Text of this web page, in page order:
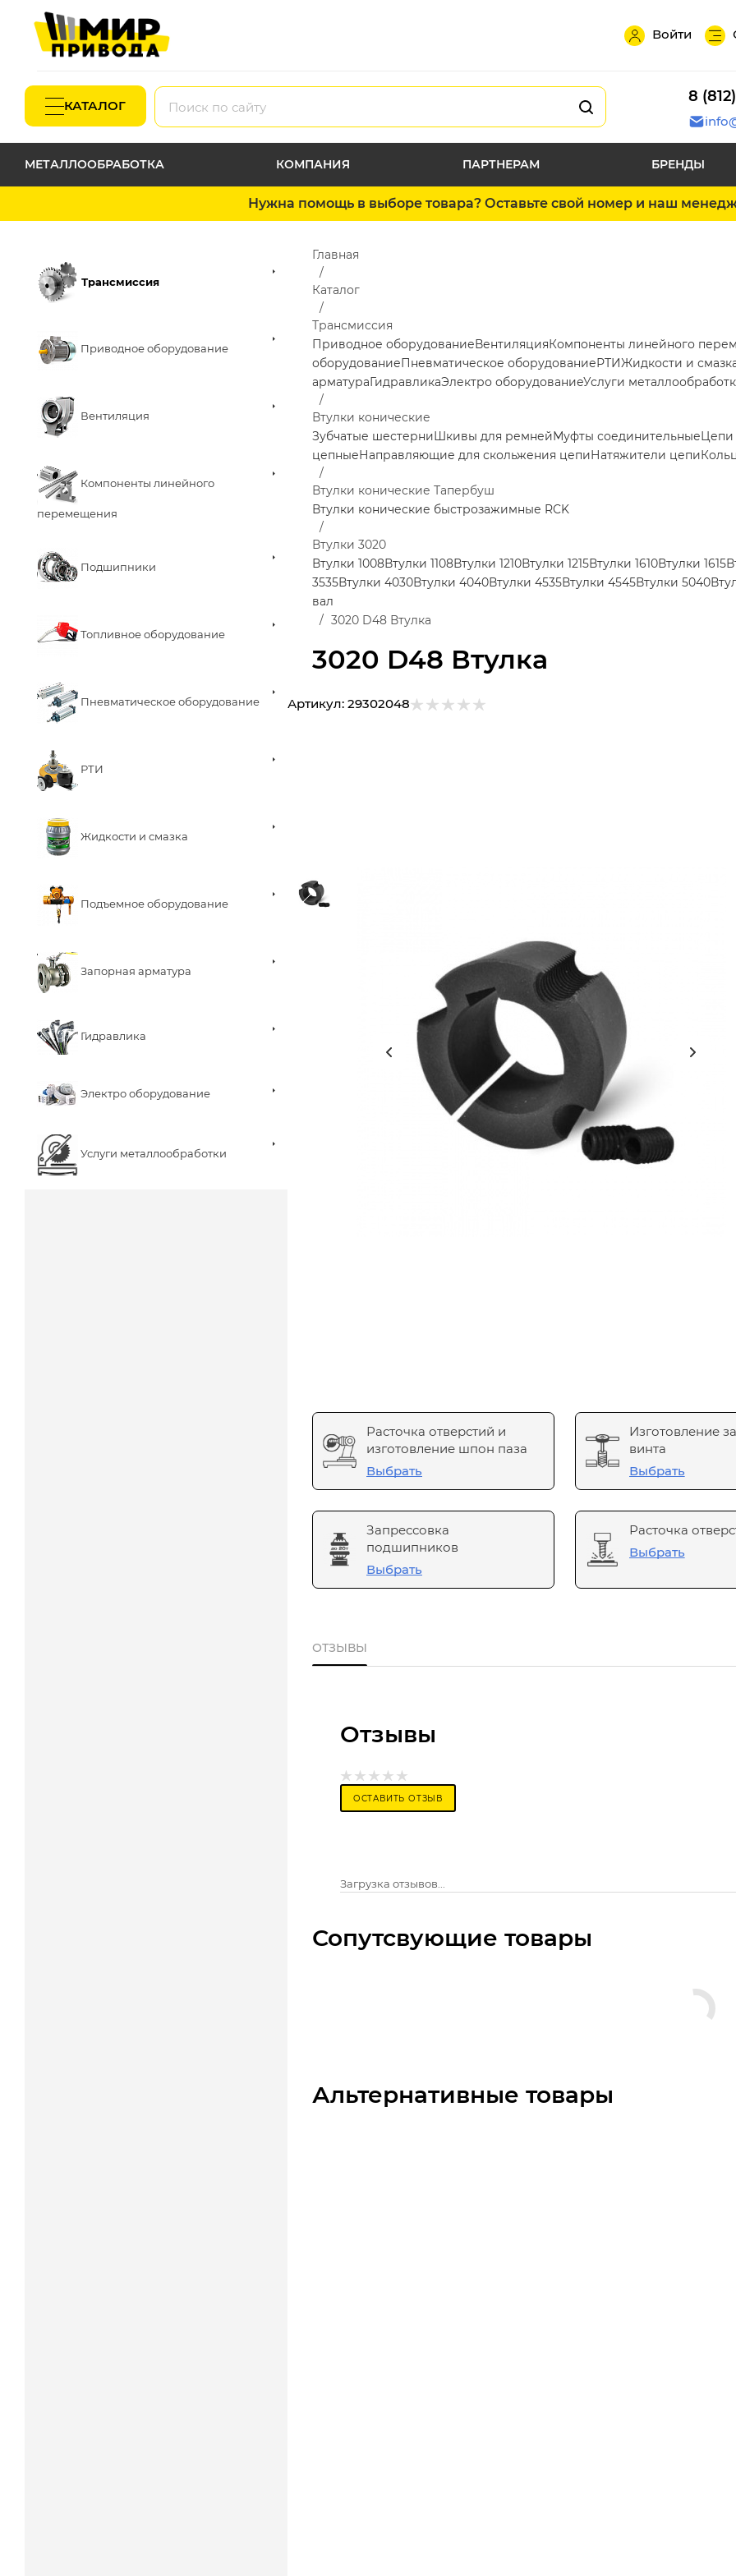
Войти
КАТАЛОГ
8
МЕТАЛЛООБРАБОТКА КОМПАНИЯ ПАРТНЕРАМ БРЕНДЫ
Нужна помощь в выборе товара? Оставьте свой номер и наш
Трансмиссия
Приводное оборудование
Вентиляция
Компоненты линейного
перемещения
Подшипники
Топливное оборудование
Пневматическое оборудование
РТИ
Жидкости и смазка
Подъемное оборудование
Запорная арматура
Гидравлика
Электро оборудование
Услуги металлообработки
3020 D48 Втулка
Главная
Каталог
Трансмиссия
Приводное оборудованиеВентиляцияКомпоненты линейного
оборудованиеПневматическое оборудованиеРТИЖидкости и
арматураГидравликаЭлектро оборудованиеУслуги
Втулки конические
Зубчатые шестерниШкивы для ремнейМуфты соединительныеЦепи
цепныеНаправляющие для скольжения цепиНатяжители цепи
Втулки конические Тапербуш
Втулки конические быстрозажимные RCK
Втулки 3020
Втулки 1008Втулки 1108Втулки 1210Втулки 1215Втулки 1610Втулки 1615
3535Втулки 4030Втулки 4040Втулки 4535Втулки 4545Втулки 5040
вал
3020 D48 Втулка
Артикул: 29302048
Расточка отверстий и
изготовление шпон паза
Выбрать
Изготовление
винта
Выбрать
Запрессовка
подшипников
Выбрать
Расточка
Выбрать
ОТЗЫВЫ
Отзывы
ОСТАВИТЬ ОТЗЫВ
Загрузка отзывов...
Сопутсвующие товары
Альтернативные товары